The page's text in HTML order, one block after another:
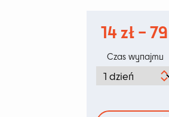
14zł–79
Czas wynajmu